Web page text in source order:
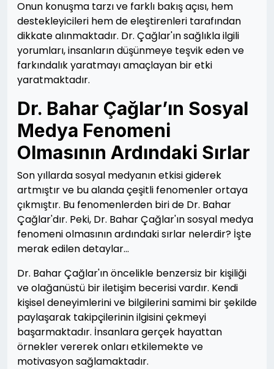
Onun konuşma tarzı ve farklı bakış açısı, hem
destekleyicileri hem de eleştirenleri tarafından
dikkate alınmaktadır. Dr. Çağlar'ın sağlıkla ilgili
yorumları, insanların düşünmeye teşvik eden ve
farkındalık yaratmayı amaçlayan bir etki
yaratmaktadır.
Dr. Bahar Çağlar’ın Sosyal
Medya Fenomeni
Olmasının Ardındaki Sırlar
Son yıllarda sosyal medyanın etkisi giderek
artmıştır ve bu alanda çeşitli fenomenler ortaya
çıkmıştır. Bu fenomenlerden biri de Dr. Bahar
Çağlar'dır. Peki, Dr. Bahar Çağlar'ın sosyal medya
fenomeni olmasının ardındaki sırlar nelerdir? İşte
merak edilen detaylar…
Dr. Bahar Çağlar'ın öncelikle benzersiz bir kişiliği
ve olağanüstü bir iletişim becerisi vardır. Kendi
kişisel deneyimlerini ve bilgilerini samimi bir şekilde
paylaşarak takipçilerinin ilgisini çekmeyi
başarmaktadır. İnsanlara gerçek hayattan
örnekler vererek onları etkilemekte ve
motivasyon sağlamaktadır.